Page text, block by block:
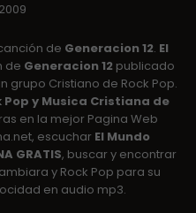
de Generacion 12. El
de Generacion 12 publicado
grupo Cristiano de Rock Pop.
Pop y Musica Cristiana de
en la mejor Pagina Web
escuchar El Mundo
GRATIS, buscar y encontrar
y Rock Pop para su
en audio mp3.